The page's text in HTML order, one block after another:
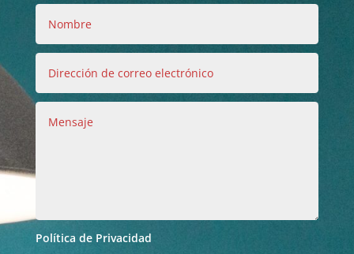
Política de Privacidad